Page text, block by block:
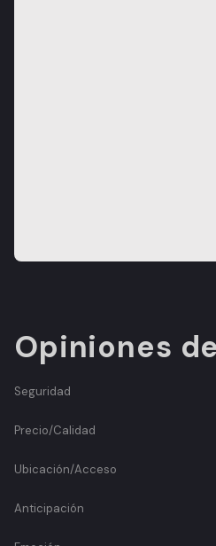
Opiniones
Seguridad
Precio/Calidad
Ubicación/Acceso
Anticipación